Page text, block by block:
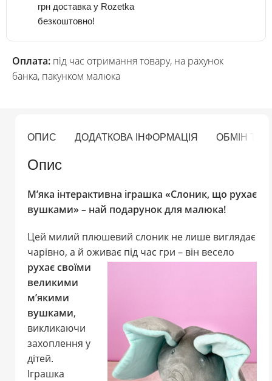
грн доставка у Rozetka
безкоштовно!
Оплата: під час отримання товару, на рахунок
банка, пакунком малюка
ОПИС ДОДАТКОВА ІНФОРМАЦІЯ ОБМІН ТА
Опис
М’яка інтерактивна іграшка «Слоник, що рухає
вушками» – най подарунок для малюка!
Цей милий плюшевий слоник не лише виглядає
чарівно, а й оживає під час гри – він весело
рухає своїми
великими
м’якими
вушками,
викликаючи
захоплення у
дітей.
Іграшка